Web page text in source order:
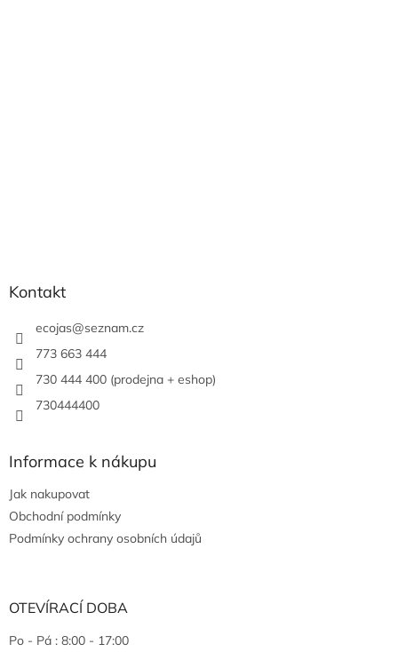
Kontakt
ecojas@seznam.cz
773 663 444
730 444 400 (prodejna + eshop)
730444400
Informace k nákupu
Jak nakupovat
Obchodní podmínky
Podmínky ochrany osobních údajů
OTEVÍRACÍ DOBA
Po - Pá : 8:00 - 17:00